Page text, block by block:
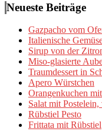
Neueste Beiträge
Gazpacho vom
Italienische
Sirup von der
Miso-glasierte
Traumdessert in
Apero Würstchen
Orangenkuchen
Salat mit
Rübstiel Pesto
Frittata mit Rübstiel